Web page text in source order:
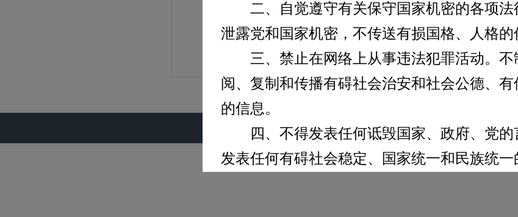
建议您使用谷歌浏
二、自觉遵守有关保守国家机密的各项法
泄露党和国家机密，不传送有损国格、人格的
三、禁止在网络上从事违法犯罪活动。不
阅、复制和传播有碍社会治安和社会公德、
的信息。
四、不得发表任何诋毁国家、政府、党的
发表任何有碍社会稳定、国家统一和民族统一
版权所有 © 2021 山西电子黄页